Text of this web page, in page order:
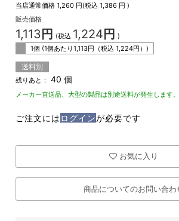
当店通常価格 1,260 円(税込1,386 円 )
販売価格
1,113 円 (税込 1,224 円 )
1個 (1個あたり1,113円（税込1,224円）)
送料別
残りあと： 40 個
メーカー直送品、大型の製品は別途送料が発生します。
ご注文には ログインが必要です
お気に入り
商品についてのお問い合わ